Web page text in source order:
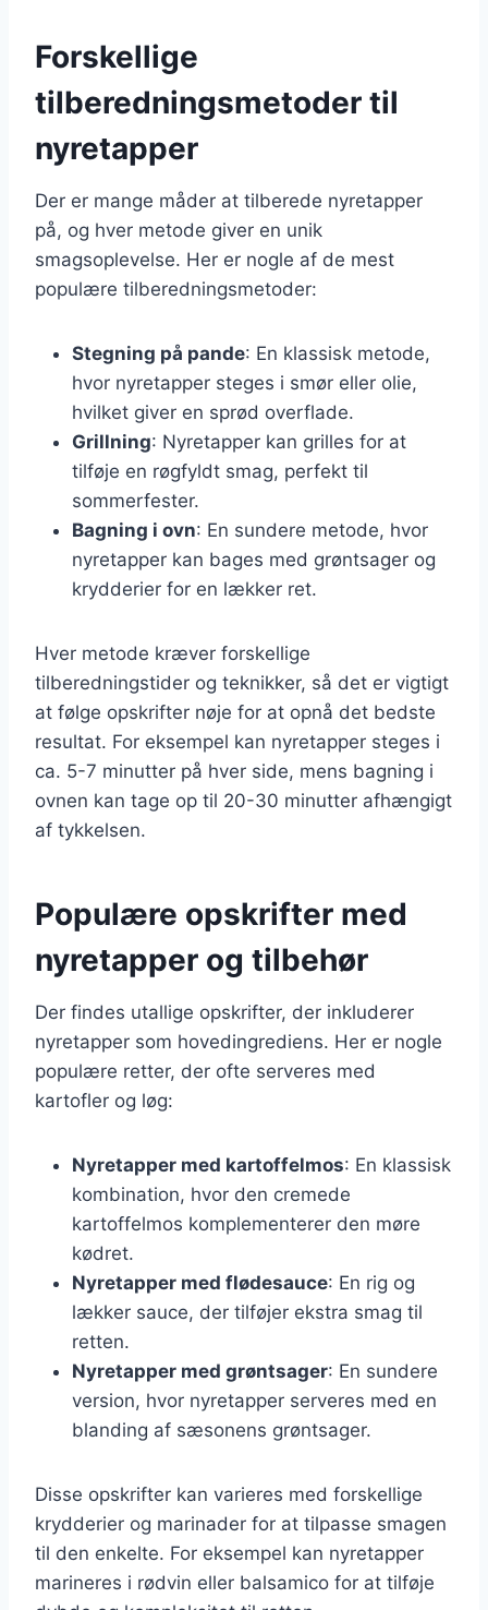
Forskellige
tilberedningsmetoder til
nyretapper
Der er mange måder at tilberede nyretapper
på, og hver metode giver en unik
smagsoplevelse. Her er nogle af de mest
populære tilberedningsmetoder:
Stegning på pande: En klassisk metode,
hvor nyretapper steges i smør eller olie,
hvilket giver en sprød overflade.
Grillning: Nyretapper kan grilles for at
tilføje en røgfyldt smag, perfekt til
sommerfester.
Bagning i ovn: En sundere metode, hvor
nyretapper kan bages med grøntsager og
krydderier for en lækker ret.
Hver metode kræver forskellige
tilberedningstider og teknikker, så det er vigtigt
at følge opskrifter nøje for at opnå det bedste
resultat. For eksempel kan nyretapper steges i
ca. 5-7 minutter på hver side, mens bagning i
ovnen kan tage op til 20-30 minutter afhængigt
af tykkelsen.
Populære opskrifter med
nyretapper og tilbehør
Der findes utallige opskrifter, der inkluderer
nyretapper som hovedingrediens. Her er nogle
populære retter, der ofte serveres med
kartofler og løg:
Nyretapper med kartoffelmos: En klassisk
kombination, hvor den cremede
kartoffelmos komplementerer den møre
kødret.
Nyretapper med flødesauce: En rig og
lækker sauce, der tilføjer ekstra smag til
retten.
Nyretapper med grøntsager: En sundere
version, hvor nyretapper serveres med en
blanding af sæsonens grøntsager.
Disse opskrifter kan varieres med forskellige
krydderier og marinader for at tilpasse smagen
til den enkelte. For eksempel kan nyretapper
marineres i rødvin eller balsamico for at tilføje